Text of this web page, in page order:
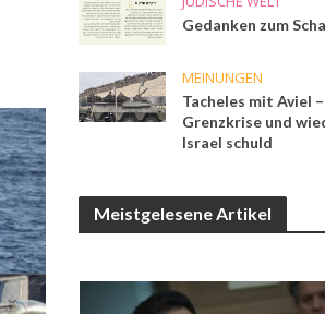
Gedanken zum
MEINUNGEN
Tacheles mit Aviel
Grenzkrise und
Israel schuld
Meistgelesene Artikel